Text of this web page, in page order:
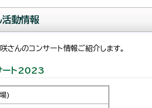
活動情報
んのコンサート情報ご紹介します。
ート2023
)